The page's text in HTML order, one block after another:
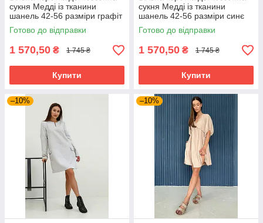
сукня Медді із тканини
шанель 42-56 разміри графіт
Готово до відправки
1 570,50 ₴ 1 745 ₴
Купити
сукня Медді із тканини
шанель 42-56 разміри синє
Готово до відправки
1 570,50 ₴ 1 745 ₴
Купити
–10% –10%